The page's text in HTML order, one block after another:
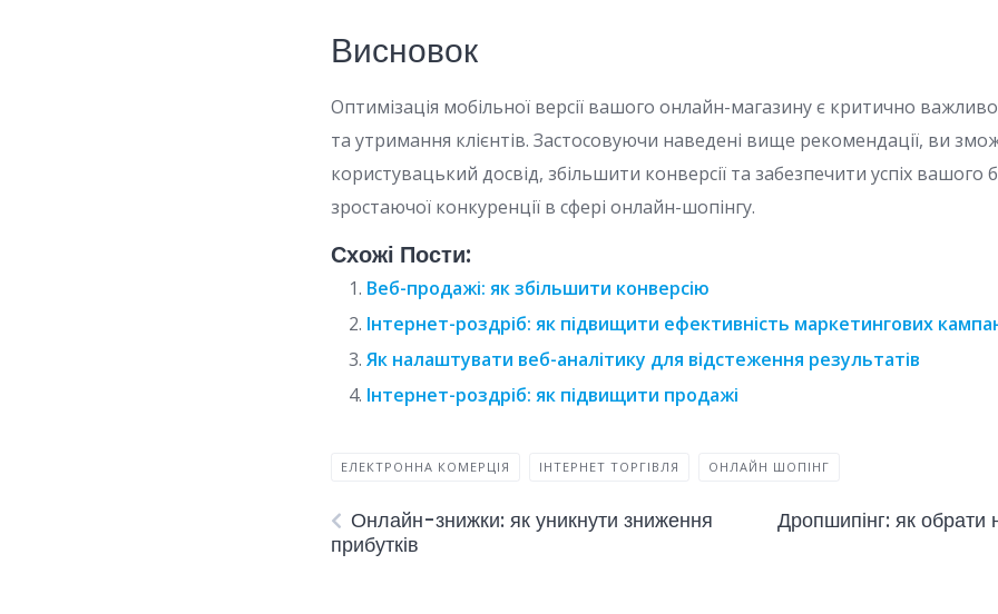
Висновок
Оптимізація мобільної версії вашого онлайн-магазину є критично
та утримання клієнтів. Застосовуючи наведені вище рекомендації, ви
користувацький досвід, збільшити конверсії та забезпечити успіх вашого
зростаючої конкуренції в сфері онлайн-шопінгу.
Схожі Пости:
Веб-продажі: як збільшити конверсію
Інтернет-роздріб: як підвищити ефективність маркетингових
Як налаштувати веб-аналітику для відстеження результатів
Інтернет-роздріб: як підвищити продажі
ЕЛЕКТРОННА КОМЕРЦІЯ ІНТЕРНЕТ ТОРГІВЛЯ ОНЛАЙН ШОПІНГ
Онлайн-знижки: як уникнути зниження
прибутків
Дропшипінг: як обрати